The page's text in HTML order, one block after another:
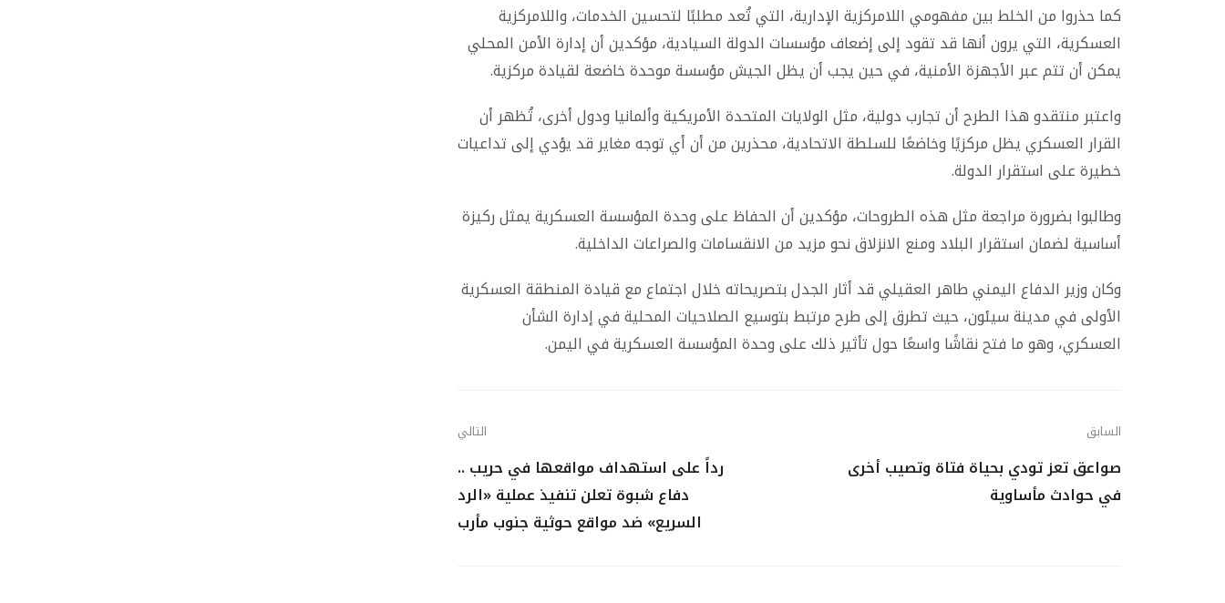
كما حذروا من الخلط بين مفهومي اللامركزية الإدارية، التي تُعد مطلبًا لتحسين الخدمات، واللامركزية
العسكرية، التي يرون أنها قد تقود إلى إضعاف مؤسسات الدولة السيادية، مؤكدين أن إدارة الأمن المحلي
يمكن أن تتم عبر الأجهزة الأمنية، في حين يجب أن يظل الجيش مؤسسة موحدة خاضعة لقيادة مركزية.
واعتبر منتقدو هذا الطرح أن تجارب دولية، مثل الولايات المتحدة الأمريكية وألمانيا ودول أخرى، تُظهر أن
القرار العسكري يظل مركزيًا وخاضعًا للسلطة الاتحادية، محذرين من أن أي توجه مغاير قد يؤدي إلى تداعيات
خطيرة على استقرار الدولة.
وطالبوا بضرورة مراجعة مثل هذه الطروحات، مؤكدين أن الحفاظ على وحدة المؤسسة العسكرية يمثل ركيزة
أساسية لضمان استقرار البلاد ومنع الانزلاق نحو مزيد من الانقسامات والصراعات الداخلية.
وكان وزير الدفاع اليمني طاهر العقيلي قد أثار الجدل بتصريحاته خلال اجتماع مع قيادة المنطقة العسكرية
الأولى في مدينة سيئون، حيث تطرق إلى طرح مرتبط بتوسيع الصلاحيات المحلية في إدارة الشأن
العسكري، وهو ما فتح نقاشًا واسعًا حول تأثير ذلك على وحدة المؤسسة العسكرية في اليمن.
السابق
صواعق تعز تودي بحياة فتاة وتصيب أخرى
في حوادث مأساوية
التالي
رداً على استهداف مواقعها في حريب ..
دفاع شبوة تعلن تنفيذ عملية «الرد
السريع» ضد مواقع حوثية جنوب مأرب